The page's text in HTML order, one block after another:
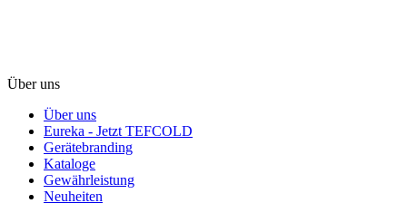
Über uns
Über uns
Eureka - Jetzt TEFCOLD
Gerätebranding
Kataloge
Gewährleistung
Neuheiten